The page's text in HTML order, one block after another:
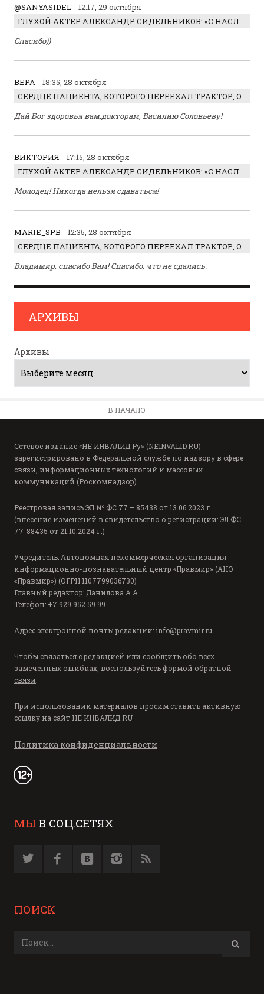
@SANYASIDEL
12:17, 29 октября
ГЛУХОЙ АКТЕР АЛЕКСАНДР СИДЕЛЬНИКОВ: «С НАСЛАЖДЕНИЕМ ИГРАЛ ОТРИЦАТЕЛЬНОГО ГЕРОЯ!»
Спасибо))
ВЕРА
18:35, 28 октября
СЕРДЦЕ ПАЦИЕНТА, КОТОРОГО ПЕРЕЕХАЛ ТРАКТОР, ОБНАРУЖИЛИ… В ЖИВОТЕ
Дай Бог здоровья вам,докторам, Василию Соловьеву!
ВИКТОРИЯ
17:15, 28 октября
ГЛУХОЙ АКТЕР АЛЕКСАНДР СИДЕЛЬНИКОВ: «С НАСЛАЖДЕНИЕМ ИГРАЛ ОТРИЦАТЕЛЬНОГО ГЕРОЯ!»
Молодец! Никогда нельзя сдаваться!
MARIE_SPB
12:35, 28 октября
СЕРДЦЕ ПАЦИЕНТА, КОТОРОГО ПЕРЕЕХАЛ ТРАКТОР, ОБНАРУЖИЛИ… В ЖИВОТЕ
Владимир, спасибо Вам! Спасибо, что не сдались.
АРХИВЫ
Архивы
В НАЧАЛО
Сетевое издание «НЕ ИНВАЛИД.Ру» (NEINVALID.RU)
зарегистрировано в Федеральной службе по надзору в сфере
связи, информационных технологий и массовых
коммуникаций (Роскомнадзор)
Реестровая запись ЭЛ № ФС 77 – 85438 от 13.06.2023 г.
(внесение изменений в свидетельство о регистрации: ЭЛ ФС
77-88435 от 21.10.2024 г.)
Учредитель: Автономная некоммерческая организация
информационно-познавательный центр «Правмир» (АНО
«Правмир») (ОГРН 1107799036730)
Главный редактор: Данилова А.А.
Телефон: +7 929 952 59 99
Адрес электронной почты редакции: info@pravmir.ru
Чтобы связаться с редакцией или сообщить обо всех
замеченных ошибках, воспользуйтесь формой обратной
связи
При использовании материалов просим ставить активную
ссылку на сайт НЕ ИНВАЛИД.RU
Политика конфиденциальности
МЫ В СОЦ.СЕТЯХ
ПОИСК